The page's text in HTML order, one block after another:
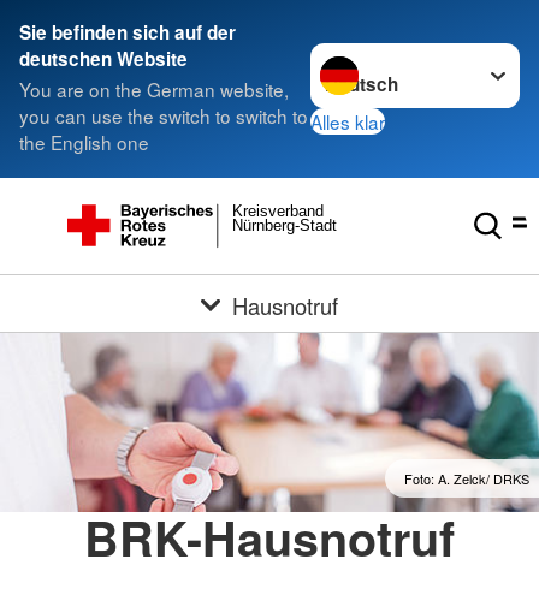
Sie befinden sich auf der
deutschen Website
You are on the German website,
you can use the switch to switch to
the English one
Sprache wechseln zu
Alles klar
Nürnberg-Stadt
Kreisverband
Hausnotruf
Foto: A. Zelck/ DRKS
BRK-Hausnotruf